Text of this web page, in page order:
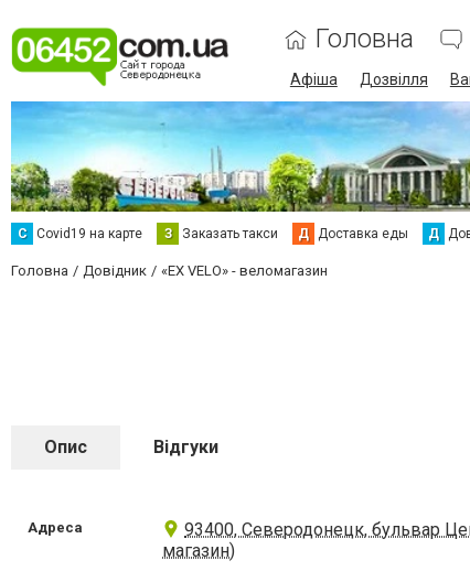
Головна
Афіша Дозвілля
С Сovid19 на карте З Заказать такси Д Доставка еды Д
Головна Довідник «EX VELO» - веломагазин
Опис Відгуки
Адреса
93400, Северодонецк, бульвар
магазин)